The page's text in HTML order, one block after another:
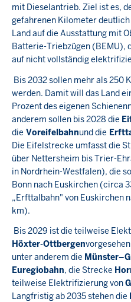
mit Dieselantrieb. Ziel ist es,
gefahrenen Kilometer deutlich
Land auf die Ausstattung mit
Batterie-Triebzügen (BEMU),
auf nicht vollständig
Bis 2032 sollen mehr als 250
werden. Damit will das Land
Prozent des eigenen
anderem sollen bis 2028 die
die Voreifelbahnund die
Die Eifelstrecke umfasst die
über Nettersheim bis Trier-
in Nordrhein-Westfalen), die
Bonn nach Euskirchen (circa
„Erfttalbahn" von Euskirchen
km).
Bis 2029 ist die teilweise
Höxter-Ottbergen
unter anderem die
Euregiobahn, die Strecke
teilweise Elektrifizierung von
Langfristig ab 2035 stehen die